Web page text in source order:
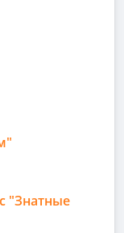
"Знатные